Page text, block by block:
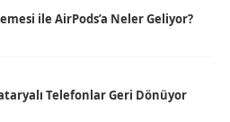
ile AirPods’a Neler Geliyor?
Telefonlar Geri Dönüyor